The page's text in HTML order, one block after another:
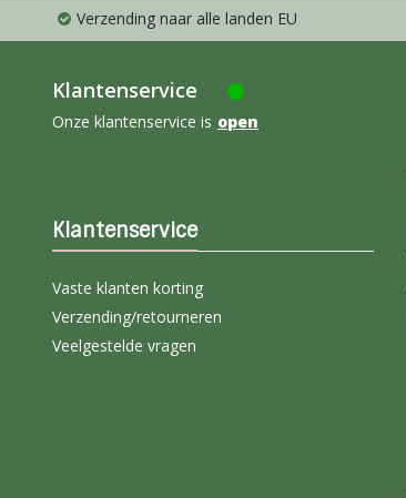
Verzending naar alle landen EU
Klantenservice
Onze klantenservice is open
Klantenservice
Vaste klanten korting
Verzending/retourneren
Veelgestelde vragen